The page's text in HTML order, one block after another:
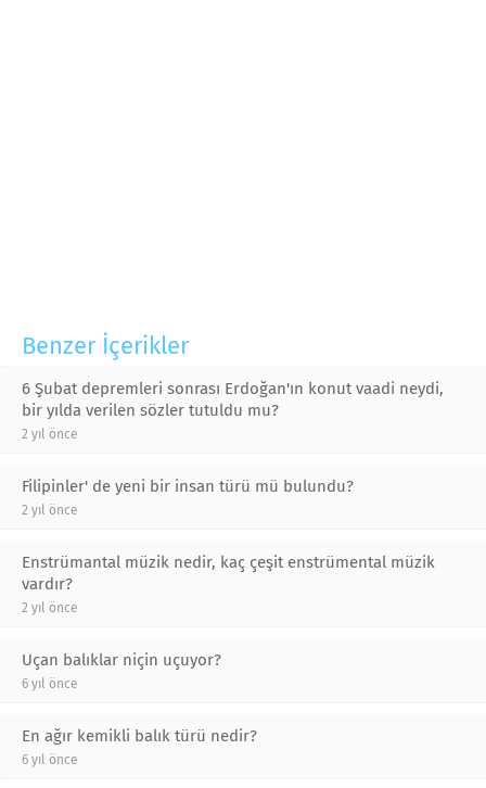
Benzer İçerikler
6 Şubat depremleri sonrası Erdoğan'ın konut vaadi neydi,
bir yılda verilen sözler tutuldu mu?
2 yıl önce
Filipinler' de yeni bir insan türü mü bulundu?
2 yıl önce
Enstrümantal müzik nedir, kaç çeşit enstrümental müzik
vardır?
2 yıl önce
Uçan balıklar niçin uçuyor?
6 yıl önce
En ağır kemikli balık türü nedir?
6 yıl önce